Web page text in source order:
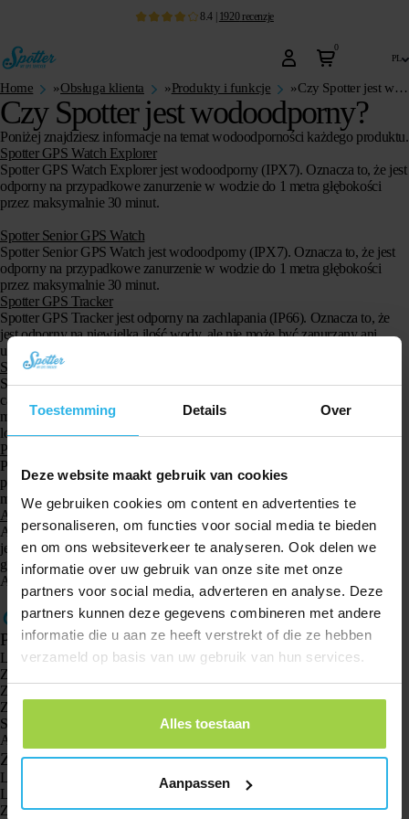
Toestemming Details Over
Deze website maakt gebruik van cookies
We gebruiken cookies om content en advertenties te
personaliseren, om functies voor social media te bieden
en om ons websiteverkeer te analyseren. Ook delen we
informatie over uw gebruik van onze site met onze
partners voor social media, adverteren en analyse. Deze
partners kunnen deze gegevens combineren met andere
informatie die u aan ze heeft verstrekt of die ze hebben
verzameld op basis van uw gebruik van hun services.
Alles toestaan
Aanpassen
8.4 | 1920 recenzje
0
pl
Home »Obsługa klienta »Produkty i funkcje » Czy Spotter jest wodoodporny?
Czy Spotter jest wodoodporny?
Poniżej znajdziesz informacje na temat wodoodporności każdego produktu.
Spotter GPS Watch Explorer
Spotter GPS Watch Explorer jestwodoodporny(IPX7). Oznacza to, że jest
odporny na przypadkowe zanurzenie w wodzie do 1 metra głębokości
przez maksymalnie 30 minut.
Spotter Senior GPS Watch
Spotter Senior GPS Watch jestwodoodporny(IPX7). Oznacza to, że jest
odporny na przypadkowe zanurzenie w wodzie do 1 metra głębokości
przez maksymalnie 30 minut.
Spotter GPS Tracker
Spotter GPS Tracker jest odporny na zachlapania (IP66). Oznacza to, że
jest odporny na niewielką ilość wody, ale nie może być zanurzany ani
używany pod prysznicem.
Spotter GPS Tracker X10
Spotter GPS Tracker X10 jestwodoodporny(IP67). Oznacza to, że jest
całkowicie pyłoszczelny i może być zanurzony w wodzie do głębokości 1
metra. Zalecamy jednak, aby nie pływać ani nie brać prysznica z
lokalizatorem GPS.
Pet Spotter
Pet Spotter jest
przypadkowe zanurzenie w wodzie do 1 metra głębokości przez
maksymalnie 30 minut.
Animal Spotter
Animal Spotter jestwodoodporny(IP67). Oznacza to, że lokalizator GPS
jest całkowicie pyłoszczelny i może być zanurzony w wodzie do 1 metra
głębokości. Zalecamy jednak, aby nie pływać ani nie brać prysznica z
Animal Spotter.
Produkty
Lokalizator GPS Spotter X10
Zegarek GPS Spotter Senior
Zegarek GPS Spotter Explorer
Zegarek GPS dla dzieci Spotter
Spotter CatX
Animal Spotter
Zastosowania
Lokalizatory GPS
Lokalizator GPS dla dzieci
Zegarki GPS dla dzieci